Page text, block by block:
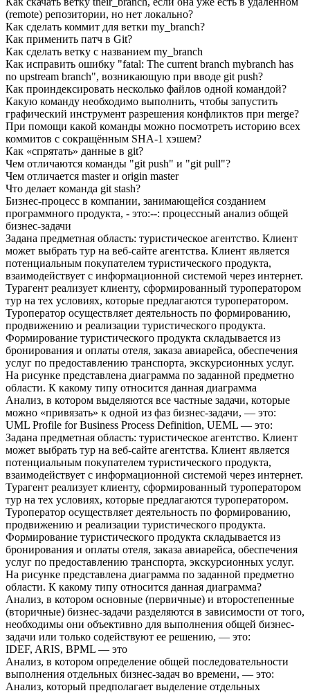
(remote) репозитории, но нет локально?
Как сделать коммит для ветки my_branch?
Как применить патч в Git?
Как сделать ветку с названием my_branch
Как исправить ошибку "fatal: The current branch mybranch has
no upstream branch", возникающую при вводе git push?
Как проиндексировать несколько файлов одной командой?
Какую команду необходимо выполнить, чтобы запустить
графический инструмент разрешения конфликтов при merge?
При помощи какой команды можно посмотреть историю всех
коммитов с сокращённым SHA-1 хэшем?
Как «спрятать» данные в git?
Чем отличаются команды "git push" и "git pull"?
Чем отличается master и origin master
Что делает команда git stash?
Бизнес-процесс в компании, занимающейся созданием
программного продукта, - это:--: процессный анализ общей
бизнес-задачи
Задана предметная область: туристическое агентство. Клиент
может выбрать тур на веб-сайте агентства. Клиент является
потенциальным покупателем туристического продукта,
взаимодействует с информационной системой через интернет.
Турагент реализует клиенту, сформированный туроператором
тур на тех условиях, которые предлагаются туроператором.
Туроператор осуществляет деятельность по формированию,
продвижению и реализации туристического продукта.
Формирование туристического продукта складывается из
бронирования и оплаты отеля, заказа авиарейса, обеспечения
услуг по предоставлению транспорта, экскурсионных услуг.
На рисунке представлена диаграмма по заданной предметно
области. К какому типу относится данная диаграмма
Анализ, в котором выделяются все частные задачи, которые
можно «привязать» к одной из фаз бизнес-задачи, — это:
UML Profile for Business Process Definition, UEML — это:
Задана предметная область: туристическое агентство. Клиент
может выбрать тур на веб-сайте агентства. Клиент является
потенциальным покупателем туристического продукта,
взаимодействует с информационной системой через интернет.
Турагент реализует клиенту, сформированный туроператором
тур на тех условиях, которые предлагаются туроператором.
Туроператор осуществляет деятельность по формированию,
продвижению и реализации туристического продукта.
Формирование туристического продукта складывается из
бронирования и оплаты отеля, заказа авиарейса, обеспечения
услуг по предоставлению транспорта, экскурсионных услуг.
На рисунке представлена диаграмма по заданной предметно
области. К какому типу относится данная диаграмма?
Анализ, в котором основные (первичные) и второстепенные
(вторичные) бизнес-задачи разделяются в зависимости от того,
необходимы они объективно для выполнения общей бизнес-
задачи или только содействуют ее решению, — это:
IDEF, ARIS, BPML — это
Анализ, в котором определение общей последовательности
выполнения отдельных бизнес-задач во времени, — это:
Анализ, который предполагает выделение отдельных